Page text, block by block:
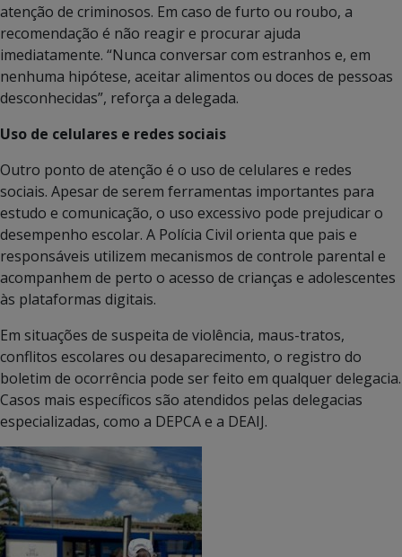
atenção de criminosos. Em caso de furto ou roubo, a
recomendação é não reagir e procurar ajuda
imediatamente. “Nunca conversar com estranhos e, em
nenhuma hipótese, aceitar alimentos ou doces de pessoas
desconhecidas”, reforça a delegada.
Uso de celulares e redes sociais
Outro ponto de atenção é o uso de celulares e redes
sociais. Apesar de serem ferramentas importantes para
estudo e comunicação, o uso excessivo pode prejudicar o
desempenho escolar. A Polícia Civil orienta que pais e
responsáveis utilizem mecanismos de controle parental e
acompanhem de perto o acesso de crianças e adolescentes
às plataformas digitais.
Em situações de suspeita de violência, maus-tratos,
conflitos escolares ou desaparecimento, o registro do
boletim de ocorrência pode ser feito em qualquer delegacia.
Casos mais específicos são atendidos pelas delegacias
especializadas, como a DEPCA e a DEAIJ.